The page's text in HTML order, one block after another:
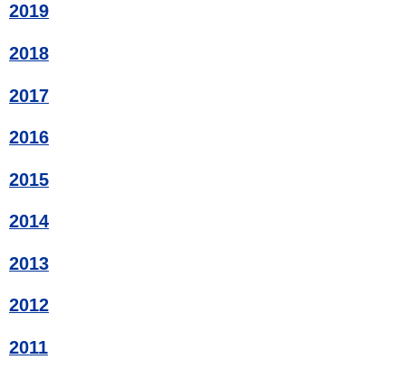
2019
2018
2017
2016
2015
2014
2013
2012
2011